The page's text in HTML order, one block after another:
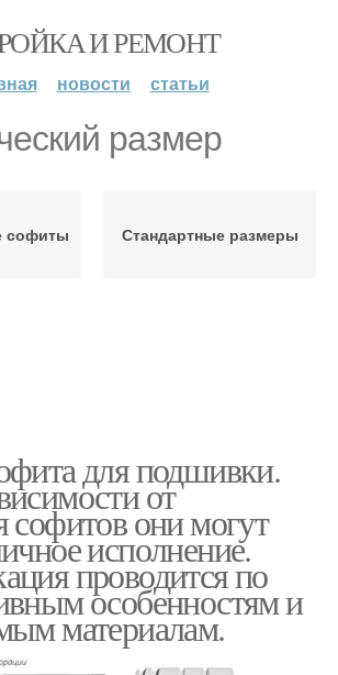
И РЕМОНТ
новости статьи
размер
софиты Стандартные размеры
для подшивки.
от
софитов они могут
исполнение.
проводится по
особенностям и
материалам.